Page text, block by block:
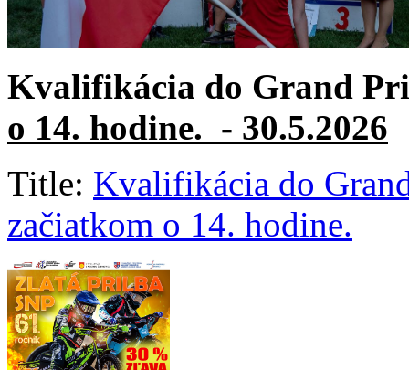
Kvalifikácia do Grand
o 14. hodine. - 30.5.2026
Title: Kvalifikácia do
začiatkom o 14. hodine.